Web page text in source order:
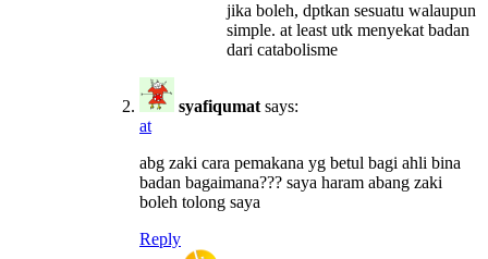
jika boleh, dptkan sesuatu walaupun
simple. at least utk menyekat badan
dari catabolisme
syafiqumat says:
at
abg zaki cara pemakana yg betul bagi ahli bina
badan bagaimana??? saya haram abang zaki
boleh tolong saya
Reply